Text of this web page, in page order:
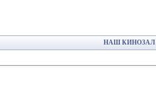
НАШ КИНОЗАЛ